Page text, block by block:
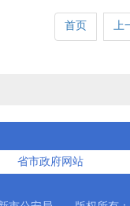
首页 上